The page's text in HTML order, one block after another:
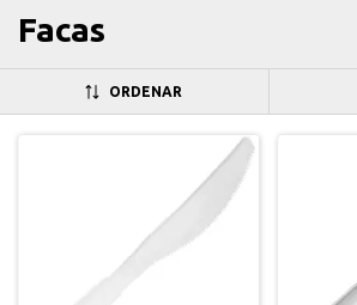
Facas
ORDENAR